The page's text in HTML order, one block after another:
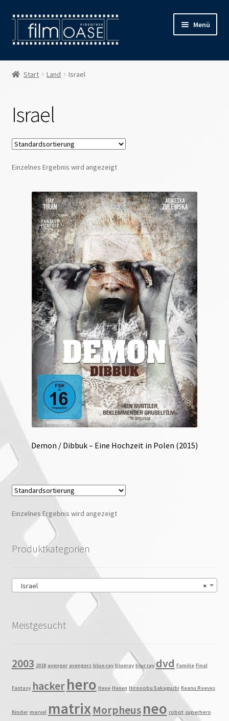
Zur
Navigation
springen
Zum
Inhalt
springen
Menü
Willkommen
Öffnungszeiten
Preise
Kontakt
Start Land Israel
Israel
Einzelnes Ergebnis wird angezeigt
Demon / Dibbuk – Eine Hochzeit in Polen (2015)
Einzelnes Ergebnis wird angezeigt
Produktkategorien
×
Israel
Meistgesucht
2003 2018 avenger avengers blue-ray blueray blur ray dvd Familie Final
Fantasy hackerhero Hexe Hexen Hironobu Sakaguchi Keanu Reeves
Kinder marvel matrixMorpheusneo robot superhero